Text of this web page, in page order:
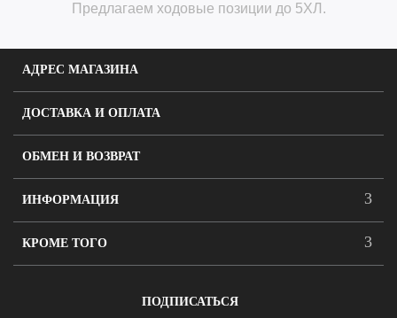
Предлагаем ходовые позиции до 5ХЛ.
АДРЕС МАГАЗИНА
ДОСТАВКА И ОПЛАТА
ОБМЕН И ВОЗВРАТ
ИНФОРМАЦИЯ
КРОМЕ ТОГО
ПОДПИСАТЬСЯ